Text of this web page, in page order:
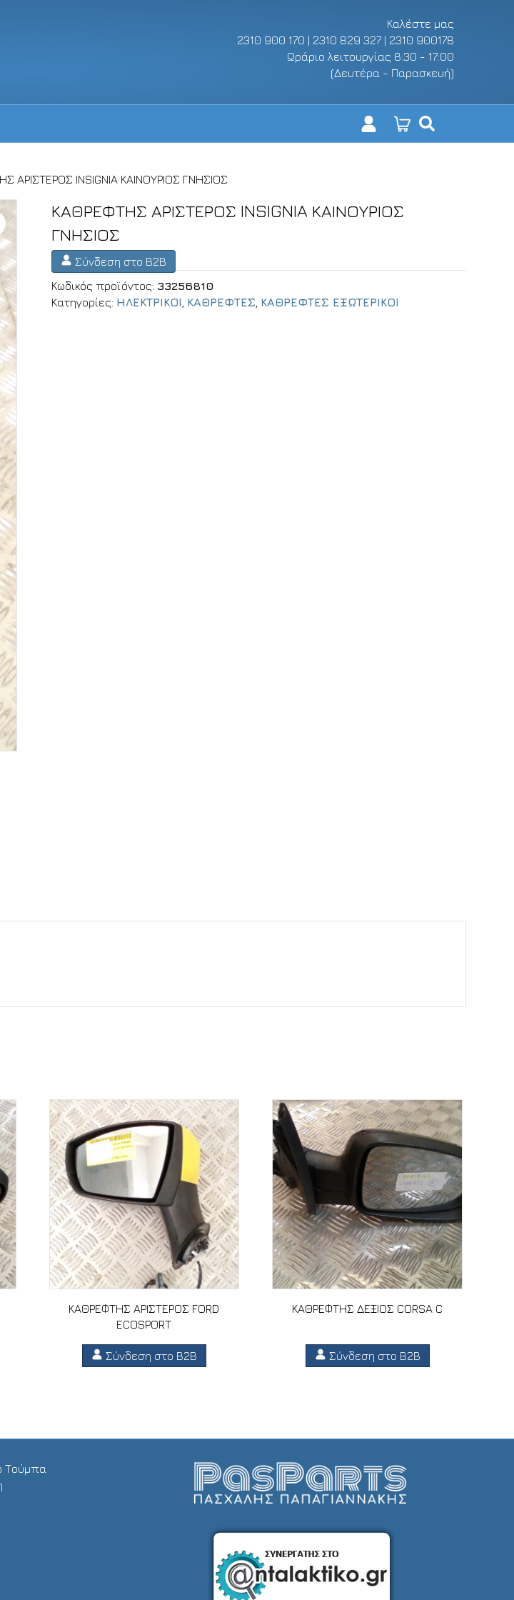
Καλέστε μας
2310 900 170 | 2310 829 327 | 2310 900178
Ωράριο λειτουργίας 8:30 - 17:00
(Δευτέρα - Παρασκευή)
ΑΡΙΣΤΕΡΟΣ INSIGNIA ΚΑΙΝΟΥΡΙΟΣ ΓΝΗΣΙΟΣ
ΚΑΘΡΕΦΤΗΣ ΑΡΙΣΤΕΡΟΣ INSIGNIA ΚΑΙΝΟΥΡΙΟΣ
ΓΝΗΣΙΟΣ
Σύνδεση στο B2B
Κωδικός προϊόντος: 33256810
Κατηγορίες: ΗΛΕΚΤΡΙΚΟΙ ΚΑΘΡΕΦΤΕΣ ΚΑΘΡΕΦΤΕΣ ΕΞΩΤΕΡΙΚΟΙ
ΚΑΘΡΕΦΤΗΣ ΑΡΙΣΤΕΡΟΣ FORD
ECOSPORT
Σύνδεση στο B2B
ΚΑΘΡΕΦΤΗΣ ΔΕΞΙΟΣ CORSA C
Σύνδεση στο B2B
Τούμπα